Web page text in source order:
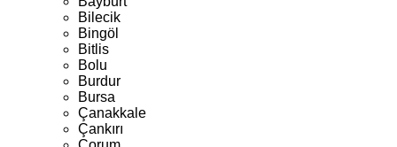
Bilecik
Bingöl
Bitlis
Bolu
Burdur
Bursa
Çanakkale
Çankırı